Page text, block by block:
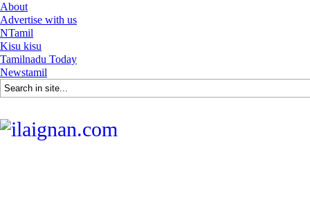
About
Advertise with us
NTamil
Kisu kisu
Tamilnadu Today
Newstamil